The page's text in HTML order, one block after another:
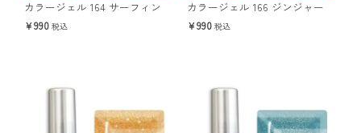
カラージェル 164 サーフィン
990 税込
カラージェル 166 ジンジャー
990 税込